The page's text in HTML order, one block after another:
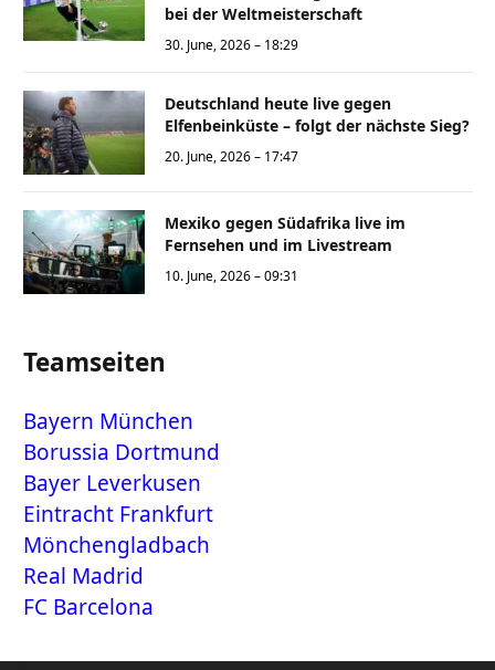
bei der Weltmeisterschaft
30. June, 2026 – 18:29
Deutschland heute live gegen
Elfenbeinküste – folgt der nächste Sieg?
20. June, 2026 – 17:47
Mexiko gegen Südafrika live im
Fernsehen und im Livestream
10. June, 2026 – 09:31
Teamseiten
Bayern München
Borussia Dortmund
Bayer Leverkusen
Eintracht Frankfurt
Mönchengladbach
Real Madrid
FC Barcelona